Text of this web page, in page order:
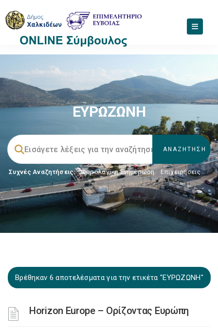
ΕΥΡΩΖΩΝΗ
Συχνές Αναζητήσεις: Φορολογικη Ενημέρωση, Επιχειρήσεις
Βρέθηκαν 6 αποτελέσματα για την ετικέτα "ΕΥΡΩΖΩΝΗ"
Horizon Europe – Ορίζοντας Ευρώπη